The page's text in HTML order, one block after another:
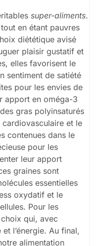
super-aliments.
en étant pauvres
diététique avisé
plaisir gustatif et
elles favorisent le
sentiment de satiété
pour les envies de
apport en oméga-3
gras polyinsaturés
et le
contenues dans le
pour les
leur apport
graines sont
essentielles
oxydatif et le
Pour les
qui, avec
l’énergie. Au final,
alimentation